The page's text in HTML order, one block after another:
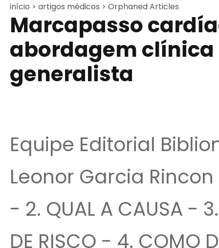
início > artigos médicos > Orphaned Articles
Marcapasso
abordagem
generalista
Equipe Editorial
Leonor Garcia Rincon
- 2. QUAL A CAUSA - 3.
DE RISCO - 4. COMO